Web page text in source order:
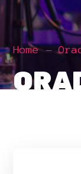
Home